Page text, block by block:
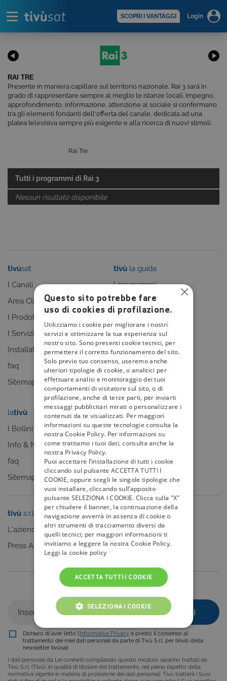
SCOPRI I VANTAGGI Login
RAI TRE
Presente in maniera capillare sul territorio nazionale, Rai 3 sarà in
grado di rappresentare sempre al meglio le istanze locali. Impegno,
approfondimento, informazione, attenzione al sociale si confermano
tra gli elementi fondanti dell'offerta del canale, dedicata ad una
platea televisiva sempre più esigente e alla ricerca di nuovi stimoli.
Rai Tre
Tutti i programmi di Rai 3
Nessun risultato disponibile
tivùsat
I Canali
Area Clienti
I Prodotti
I Servizi
Installatori
faq
Sitemap
tivù la guida
I programmi
I canali
La Guida +
faq
Sitemap
lativù
I Bollini
Info & News
faq
Sitemap
my tivù
tivù s.r.l.
L'azienda
Press Area
Sei un editore?
Clicca qui
Iscriviti alla nostra newsletter
Dichiaro di aver letto l’Informativa Privacy e presto il consenso al
trattamento dei miei dati personali da parte di Tivù S.r.l. per l’invio della
newsletter tivùsat
I dati personali da Lei conferiti compilando questo modulo saranno trattati da
Tivù S.r.l. (Tivù), in qualità di titolare del trattamento, nel pieno rispetto della
normativa vigente in materia di protezione dei dati personali. Tivù tratterà i Suoi
Questo sito potrebbe fare
uso di cookies di profilazione.
Utilizziamo i cookie per migliorare i nostri
servizi e ottimizzare la tua esperienza sul
nostro sito. Sono presenti cookie tecnici, per
permettere il corretto funzionamento del sito.
Solo previo tuo consenso, useremo anche
ulteriori tipologie di cookie, o analitici per
effettuare analisi e monitoraggio dei tuoi
comportamenti di visitatore sul sito, o di
profilazione, anche di terze parti, per inviarti
messaggi pubblicitari mirati o personalizzare i
contenuti da te visualizzati. Per maggiori
informazioni su queste tecnologie consulta la
nostra Cookie Policy. Per informazioni su
come trattiamo i tuoi dati, consulta anche la
nostra Privacy Policy.
Puoi accettare l’installazione di tutti i cookie
cliccando sul pulsante ACCETTA TUTTI I
COOKIE, oppure scegli le singole tipologie che
vuoi installare, cliccando sull’apposito
pulsante SELEZIONA I COOKIE. Clicca sulla "X"
per chiudere il banner, la continuazione della
navigazione avverrà in assenza di cookie o
altri strumenti di tracciamento diversi da
quelli tecnici; per maggiori informazioni ti
invitiamo a leggere la nostra Cookie Policy.
Leggi la cookie policy
ACCETTA TUTTI I COOKIE
SELEZIONA I COOKIE
COOKIE TECNICI
COOKIE ANALITICI
COOKIE DI PROFILAZIONE